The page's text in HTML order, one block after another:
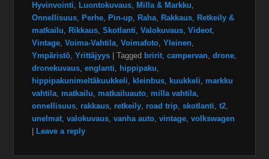
Hyvinvointi, Luontokuvaus, Milla & Markku,
Onnellisuus, Perhe, Pin-up, Raha, Rakkaus, Retkeily &
matkailu, Rikkaus,Skotlanti,Valokuvaus,Videot,
Vintage,Voima-Vahtila,Voimafoto,Yleinen,
Ympäristö,Yrittäjyys |Tagged bririt,campervan,drone,
dronekuvaus,englanti, hippipaku,
hippipakunimeltäkuukkeli, kleinbus, kuukkeli, markku
vahtila, matkailu, matkailuauto, milla vahtila,
onnellisuus, rakkaus, retkeily, road trip,skotlanti,t2,
unelmat,valokuvaus,vanha auto,vintage,volkswagen
Leave a reply